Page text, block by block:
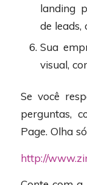
landing
de leads,
Sua
visual,
Se você
perguntas,
Page. Olha
http://